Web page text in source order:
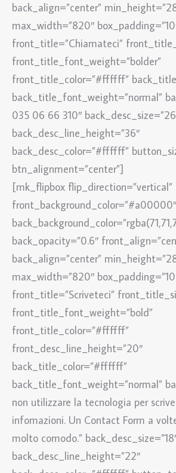
back_align=”center”
max_width=”820″
front_title=”Chiamateci”
front_title_font_weight=”bolder”
front_title_color=”#ffffff”
back_title_font_weight=”normal”
035 06 66 310″
back_desc_line_height=”36″
back_desc_color=”#ffffff”
btn_alignment=”center”]
[mk_flipbox flip_direction=”vertical”
front_background_color=”#a00000″
back_opacity=”0.6″
back_align=”center”
max_width=”820″
front_title=”Scriveteci”
front_title_font_weight=”bold”
front_title_color=”#ffffff”
front_desc_line_height=”20″
back_title_color=”#ffffff”
back_title_font_weight=”normal”
non utilizzare la tecnologia per
infomazioni. Un Contact Form a
molto comodo.”
back_desc_line_height=”22″